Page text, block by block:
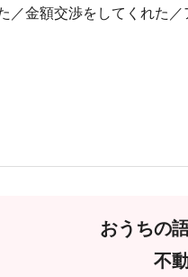
／金額交渉をしてくれた
おうちの
不